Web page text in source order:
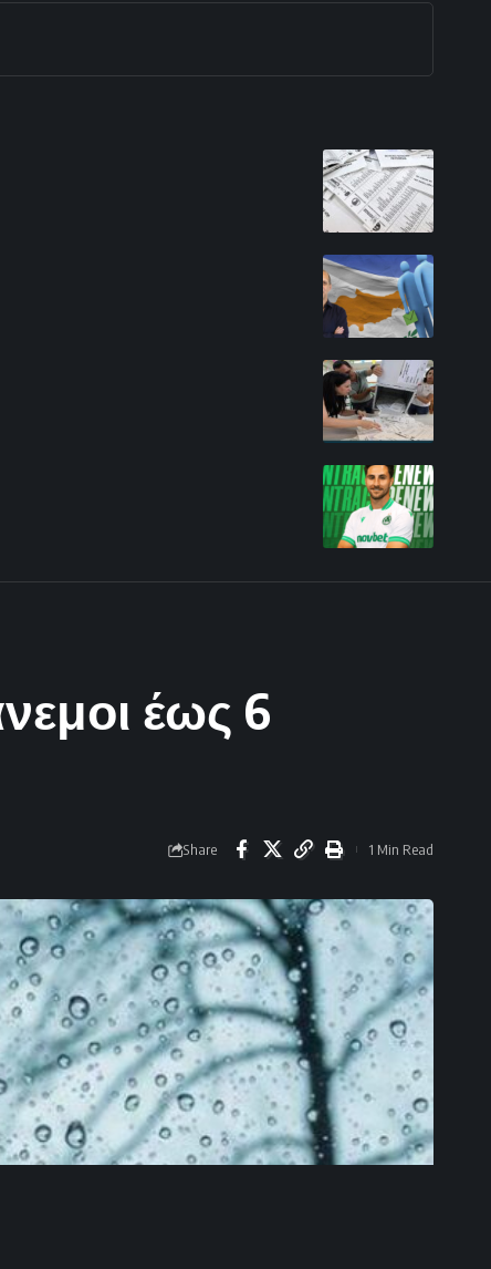
έως 6
Share 1 Min Read